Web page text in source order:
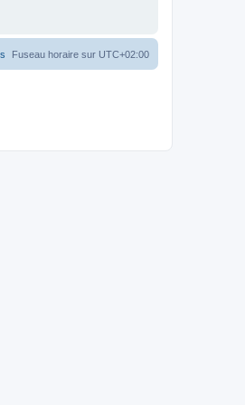
Fuseau horaire sur UTC+02:00